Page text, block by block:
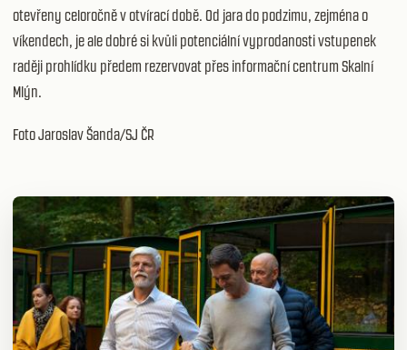
otevřeny celoročně v otvírací době. Od jara do podzimu, zejména o
víkendech, je ale dobré si kvůli potenciální vyprodanosti vstupenek
raději prohlídku předem rezervovat přes informační centrum Skalní
Mlýn.
Foto Jaroslav Šanda/SJ ČR